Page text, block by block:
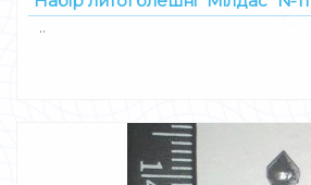
..